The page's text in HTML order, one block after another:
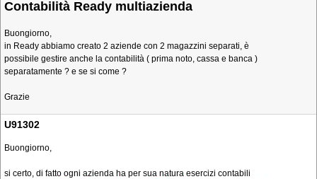
Contabilità Ready multiazienda
Buongiorno,
in Ready abbiamo creato 2 aziende con 2 magazzini separati, è
possibile gestire anche la contabilità ( prima noto, cassa e banca )
separatamente ? e se si come ?
Grazie
U91302
Buongiorno,
si certo, di fatto ogni azienda ha per sua natura esercizi contabili